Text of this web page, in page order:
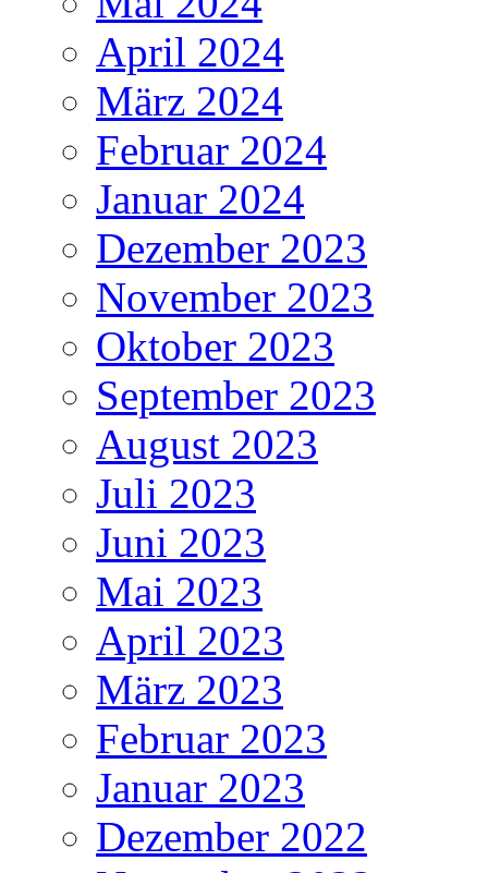
April 2024
März 2024
Februar 2024
Januar 2024
Dezember 2023
November 2023
Oktober 2023
September 2023
August 2023
Juli 2023
Juni 2023
Mai 2023
April 2023
März 2023
Februar 2023
Januar 2023
Dezember 2022